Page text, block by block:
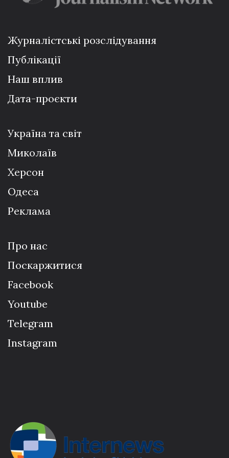
Журналістські розслідування
Публікації
Наш вплив
Дата-проєкти
Україна та світ
Миколаїв
Херсон
Одеса
Реклама
Про нас
Поскаржитися
Facebook
Youtube
Telegram
Instagram